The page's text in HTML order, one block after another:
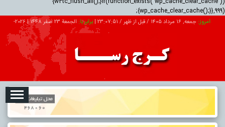
{wp_cache_clear_cache();}},999);
امروز: جمعه, ۱۶ مرداد ۱۴۰۵ / قبل از ظهر / 23:07:52
|برابر با: الجمعة 23 صفر 1448 |
2026-
تبلیغات درباره ما ارتباط با ما